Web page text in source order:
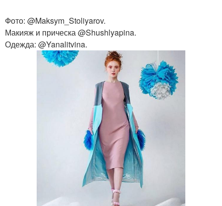
Фото: @Maksym_Stoliyarov.
Макияж и прическа @Shushlyapina.
Одежда: @Yanalitvina.